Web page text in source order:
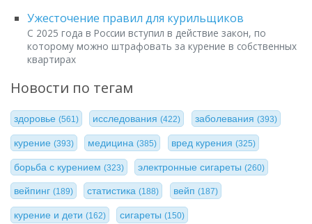
Ужесточение правил для курильщиков
С 2025 года в России вступил в действие закон, по
которому можно штрафовать за курение в собственных
квартирах
Новости по тегам
здоровье (561) исследования(422) заболевания (393)
курение (393) медицина(385) вред курения (325)
борьба с курением (323) электронные сигареты(260)
вейпинг (189) статистика(188) вейп (187)
курение и дети (162) сигареты(150)